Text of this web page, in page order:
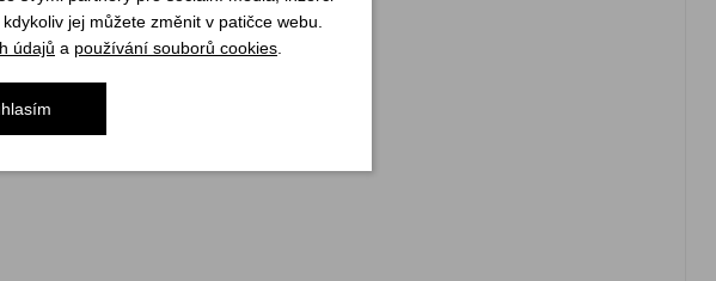
jej můžete změnit v patičce webu.
údajů a používání souborů cookies